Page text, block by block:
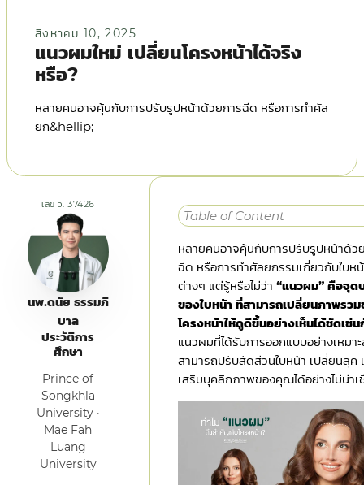
สิงหาคม 10, 2025
แนวผมใหม่ เปลี่ยนโครงหน้าได้จริง
หรือ?
หลายคนอาจคุ้นกับการปรับรูปหน้าด้วยการฉีด หรือการทำศัล
ยก&hellip;
เลข ว. 37426
นพ.ดนัย ธรรมภิ
บาล
ประวัติการ
ศึกษา
Prince of
Songkhla
University ·
Mae Fah
Luang
University
Table of Content
หลายคนอาจคุ้นกับการปรับรูปหน้าด้ว
ฉีด หรือการทำศัลยกรรมเกี่ยวกับใบห
ต่างๆ แต่รู้หรือไม่ว่า“แนวผม” คือจุด
ของใบหน้า ที่สามารถเปลี่ยนภาพรว
โครงหน้าให้ดูดีขึ้นอย่างเห็นได้ชัดเช่น
แนวผมที่ได้รับการออกแบบอย่างเหมา
สามารถปรับสัดส่วนใบหน้า เปลี่ยนลุค
เสริมบุคลิกภาพของคุณได้อย่างไม่น่าเ